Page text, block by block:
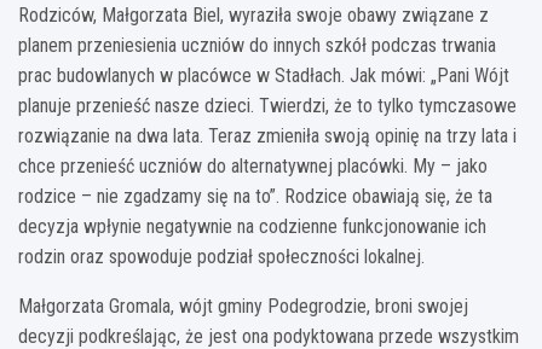
Rodziców, Małgorzata Biel, wyraziła swoje obawy związane z
planem przeniesienia uczniów do innych szkół podczas trwania
prac budowlanych w placówce w Stadłach. Jak mówi: „Pani Wójt
planuje przenieść nasze dzieci. Twierdzi, że to tylko tymczasowe
rozwiązanie na dwa lata. Teraz zmieniła swoją opinię na trzy lata i
chce przenieść uczniów do alternatywnej placówki. My – jako
rodzice – nie zgadzamy się na to”. Rodzice obawiają się, że ta
decyzja wpłynie negatywnie na codzienne funkcjonowanie ich
rodzin oraz spowoduje podział społeczności lokalnej.
Małgorzata Gromala, wójt gminy Podegrodzie, broni swojej
decyzji podkreślając, że jest ona podyktowana przede wszystkim